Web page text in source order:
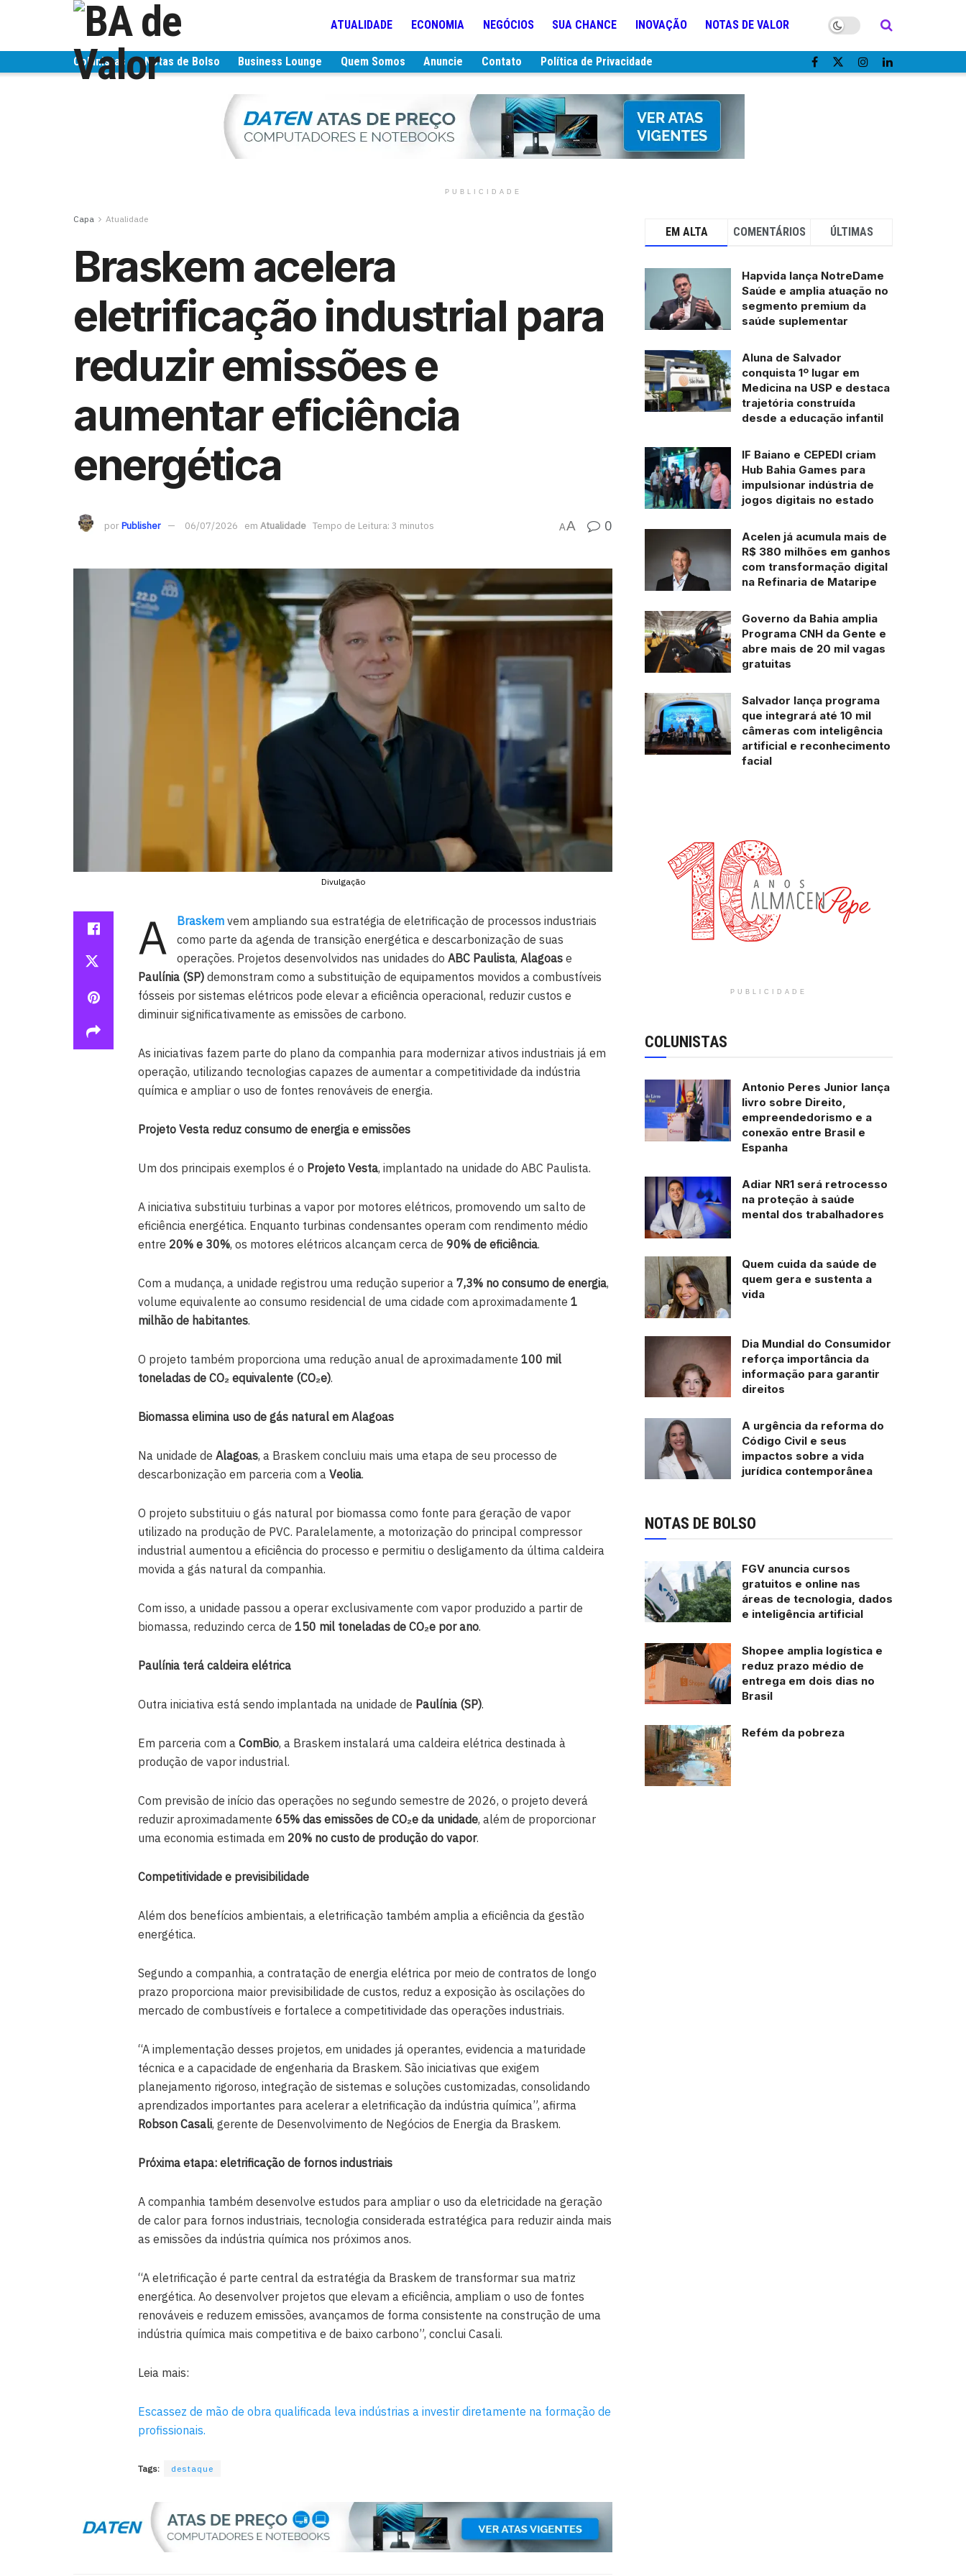
ATUALIDADE ECONOMIA NEGÓCIOS SUA CHANCE INOVAÇÃO NOTAS DE VALOR
Colunistas Notas de Bolso Business Lounge Quem Somos Anuncie Contato Política de Privacidade
PUBLICIDADE
Capa Atualidade
Braskem acelera
eletrificação industrial para
reduzir emissões e
aumentar eficiência
energética
porPublisher 06/07/2026 em Atualidade Tempo de Leitura: 3 minutos AA 0
Divulgação
A Braskemvem ampliando sua estratégia de eletrificação de processos industriais
como parte da agenda de transição energética e descarbonização de suas
operações. Projetos desenvolvidos nas unidades do ABC Paulista, Alagoase
Paulínia (SP) demonstram como a substituição de equipamentos movidos a combustíveis
fósseis por sistemas elétricos pode elevar a eficiência operacional, reduzir custos e
diminuir significativamente as emissões de carbono.
As iniciativas fazem parte do plano da companhia para modernizar ativos industriais já em
operação, utilizando tecnologias capazes de aumentar a competitividade da indústria
química e ampliar o uso de fontes renováveis de energia.
Projeto Vesta reduz consumo de energia e emissões
Um dos principais exemplos é o Projeto Vesta, implantado na unidade do ABC Paulista.
A iniciativa substituiu turbinas a vapor por motores elétricos, promovendo um salto de
eficiência energética. Enquanto turbinas condensantes operam com rendimento médio
entre 20% e 30%, os motores elétricos alcançam cerca de 90% de eficiência.
Com a mudança, a unidade registrou uma redução superior a 7,3% no consumo de energia,
volume equivalente ao consumo residencial de uma cidade com aproximadamente 1
milhão de habitantes.
O projeto também proporciona uma redução anual de aproximadamente 100 mil
toneladas de CO₂ equivalente (CO₂e).
Biomassa elimina uso de gás natural em Alagoas
Na unidade de Alagoas, a Braskem concluiu mais uma etapa de seu processo de
descarbonização em parceria com a Veolia.
O projeto substituiu o gás natural por biomassa como fonte para geração de vapor
utilizado na produção de PVC. Paralelamente, a motorização do principal compressor
industrial aumentou a eficiência do processo e permitiu o desligamento da última caldeira
movida a gás natural da companhia.
Com isso, a unidade passou a operar exclusivamente com vapor produzido a partir de
biomassa, reduzindo cerca de 150 mil toneladas de CO₂e por ano.
Paulínia terá caldeira elétrica
Outra iniciativa está sendo implantada na unidade de Paulínia (SP).
Em parceria com a ComBio, a Braskem instalará uma caldeira elétrica destinada à
produção de vapor industrial.
Com previsão de início das operações no segundo semestre de 2026, o projeto deverá
reduzir aproximadamente 65% das emissões de CO₂e da unidade, além de proporcionar
uma economia estimada em 20% no custo de produção do vapor.
Competitividade e previsibilidade
Além dos benefícios ambientais, a eletrificação também amplia a eficiência da gestão
energética.
Segundo a companhia, a contratação de energia elétrica por meio de contratos de longo
prazo proporciona maior previsibilidade de custos, reduz a exposição às oscilações do
mercado de combustíveis e fortalece a competitividade das operações industriais.
“A implementação desses projetos, em unidades já operantes, evidencia a maturidade
técnica e a capacidade de engenharia da Braskem. São iniciativas que exigem
planejamento rigoroso, integração de sistemas e soluções customizadas, consolidando
aprendizados importantes para acelerar a eletrificação da indústria química”, afirma
Robson Casali, gerente de Desenvolvimento de Negócios de Energia da Braskem.
Próxima etapa: eletrificação de fornos industriais
A companhia também desenvolve estudos para ampliar o uso da eletricidade na geração
de calor para fornos industriais, tecnologia considerada estratégica para reduzir ainda mais
as emissões da indústria química nos próximos anos.
“A eletrificação é parte central da estratégia da Braskem de transformar sua matriz
energética. Ao desenvolver projetos que elevam a eficiência, ampliam o uso de fontes
renováveis e reduzem emissões, avançamos de forma consistente na construção de uma
indústria química mais competitiva e de baixo carbono”, conclui Casali.
Leia mais:
Escassez de mão de obra qualificada leva indústrias a investir diretamente na formação de
profissionais.
Tags: destaque
EM ALTA COMENTÁRIOS ÚLTIMAS
Hapvida lança NotreDame
Saúde e amplia atuação no
segmento premium da
saúde suplementar
Aluna de Salvador
conquista 1º lugar em
Medicina na USP e destaca
trajetória construída
desde a educação infantil
IF Baiano e CEPEDI criam
Hub Bahia Games para
impulsionar indústria de
jogos digitais no estado
Acelen já acumula mais de
R$ 380 milhões em ganhos
com transformação digital
na Refinaria de Mataripe
Governo da Bahia amplia
Programa CNH da Gente e
abre mais de 20 mil vagas
gratuitas
Salvador lança programa
que integrará até 10 mil
câmeras com inteligência
artificial e reconhecimento
facial
PUBLICIDADE
COLUNISTAS
Antonio Peres Junior lança
livro sobre Direito,
empreendedorismo e a
conexão entre Brasil e
Espanha
Adiar NR1 será retrocesso
na proteção à saúde
mental dos trabalhadores
Quem cuida da saúde de
quem gera e sustenta a
vida
Dia Mundial do Consumidor
reforça importância da
informação para garantir
direitos
A urgência da reforma do
Código Civil e seus
impactos sobre a vida
jurídica contemporânea
NOTAS DE BOLSO
FGV anuncia cursos
gratuitos e online nas
áreas de tecnologia, dados
e inteligência artificial
Shopee amplia logística e
reduz prazo médio de
entrega em dois dias no
Brasil
Refém da pobreza